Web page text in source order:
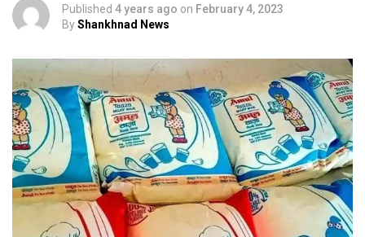
Published 4 years ago on February 4, 2023
ByShankhnad News